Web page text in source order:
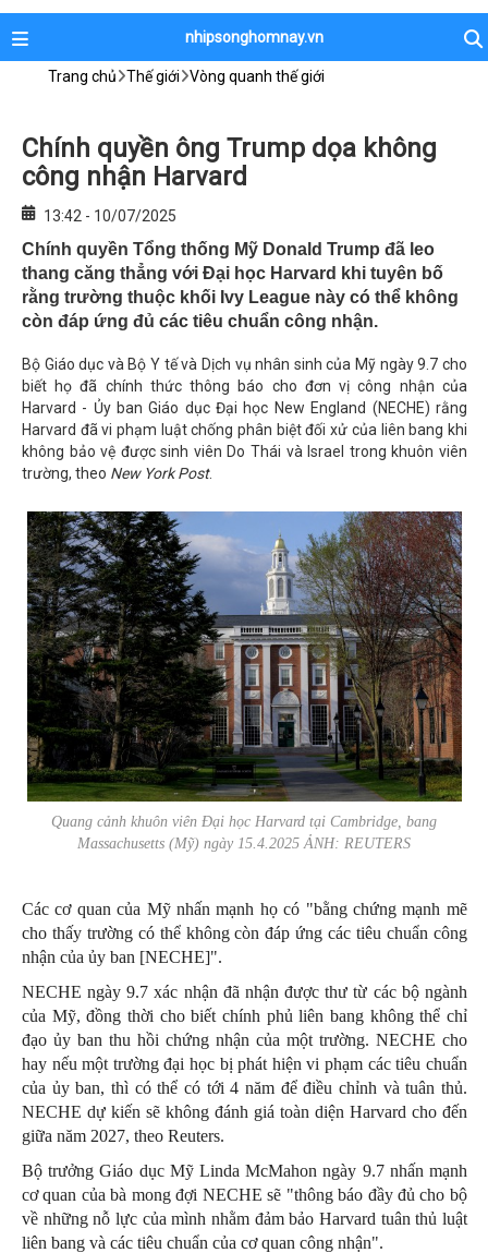
nhipsonghomnay.vn
Trang chủ Thế giới Vòng quanh thế giới
Chính quyền ông Trump dọa không
công nhận Harvard
13:42 - 10/07/2025
Chính quyền Tổng thống Mỹ Donald Trump đã leo
thang căng thẳng với Đại học Harvard khi tuyên bố
rằng trường thuộc khối Ivy League này có thể không
còn đáp ứng đủ các tiêu chuẩn công nhận.
Bộ Giáo dục và Bộ Y tế và Dịch vụ nhân sinh của Mỹ ngày 9.7 cho
biết họ đã chính thức thông báo cho đơn vị công nhận của
Harvard - Ủy ban Giáo dục Đại học New England (NECHE) rằng
Harvard đã vi phạm luật chống phân biệt đối xử của liên bang khi
không bảo vệ được sinh viên Do Thái và Israel trong khuôn viên
trường, theo New York Post.
Quang cảnh khuôn viên Đại học Harvard tại Cambridge, bang
Massachusetts (Mỹ) ngày 15.4.2025 ẢNH: REUTERS
Các cơ quan của Mỹ nhấn mạnh họ có "bằng chứng mạnh mẽ
cho thấy trường có thể không còn đáp ứng các tiêu chuẩn công
nhận của ủy ban [NECHE]".
NECHE ngày 9.7 xác nhận đã nhận được thư từ các bộ ngành
của Mỹ, đồng thời cho biết chính phủ liên bang không thể chỉ
đạo ủy ban thu hồi chứng nhận của một trường. NECHE cho
hay nếu một trường đại học bị phát hiện vi phạm các tiêu chuẩn
của ủy ban, thì có thể có tới 4 năm để điều chỉnh và tuân thủ.
NECHE dự kiến sẽ không đánh giá toàn diện Harvard cho đến
giữa năm 2027, theo Reuters.
Bộ trưởng Giáo dục Mỹ Linda McMahon ngày 9.7 nhấn mạnh
cơ quan của bà mong đợi NECHE sẽ "thông báo đầy đủ cho bộ
về những nỗ lực của mình nhằm đảm bảo Harvard tuân thủ luật
liên bang và các tiêu chuẩn của cơ quan công nhận".